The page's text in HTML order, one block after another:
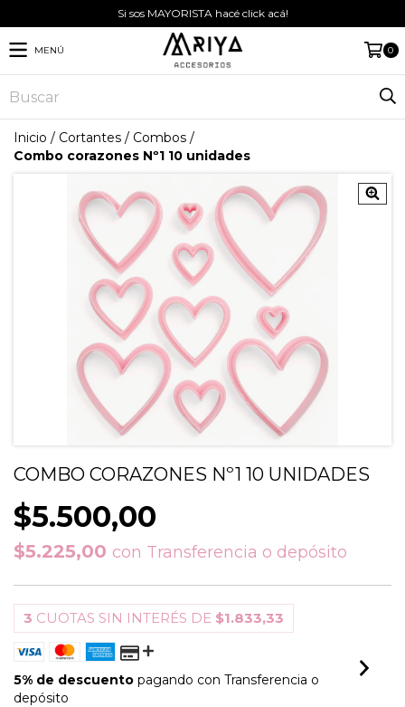
Si sos MAYORISTA hacé click acá!
MENÚ 0
Inicio / Cortantes / Combos /
Combo corazones Nº1 10 unidades
COMBO CORAZONES Nº1 10 UNIDADES
$5.500,00
$5.225,00 con Transferencia o depósito
3 CUOTAS SIN INTERÉS DE $1.833,33
5% de descuento pagando con Transferencia o
depósito